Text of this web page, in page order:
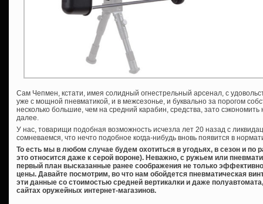
Сам Чепмен, кстати, имея солидный огнестрельный арсенал, с
уже с мощной пневматикой, и в межсезонье, и буквально за порогом
несколько большие, чем на средний карабин, средства, зато сэкономить
далее.
У нас, товарищи подобная возможность исчезла лет 20 назад с
сомневаемся, что нечто подобное когда-нибудь вновь появится в
То есть мы в любом случае будем охотиться в угодьях, в сезон и по
это относится даже к серой вороне). Неважно, с ружьем или
первый план высказанные ранее соображения не только
цены. Давайте посмотрим, во что нам обойдется пневматическая
эти данные со стоимостью средней вертикалки и даже
сайтах оружейных интернет-магазинов.